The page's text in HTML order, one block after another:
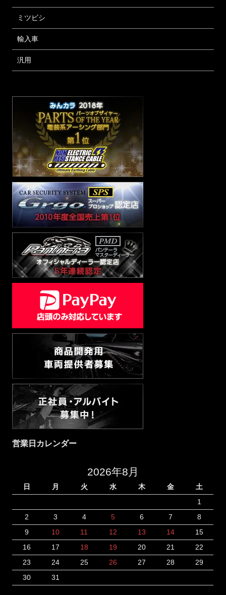
ミツビシ
輸入車
汎用
営業日カレンダー
2026年8月
日 月 火 水 木 金
土
1
2
3 4 5 6 7
8
9
10 11 12 13 14
15
16
17 18 19 20 21
22
23
24 25 26 27 28
29
30
31